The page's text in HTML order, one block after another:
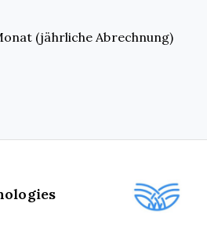
(jährliche Abrechnung)